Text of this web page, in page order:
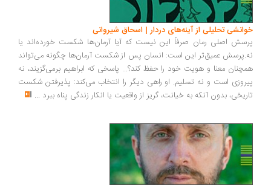
تحلیلی از آینه‌های دردار | اسحاق شیروانی
اصلی رمان صرفاً این نیست که آیا آرمان‌ها شکست خورده‌اند یا
عمیق‌تر این است: انسان پس از شکست آرمان‌ها چگونه می‌تواند
معنا و هویت خود را حفظ کند؟... پاسخی که ابراهیم برمی‌گزیند، نه
است و نه تسلیم. او راهی دیگر را انتخاب می‌کند: پذیرفتن شکست
بدون آنکه به خیانت، گریز از واقعیت یا انکار زندگی پناه ببرد...